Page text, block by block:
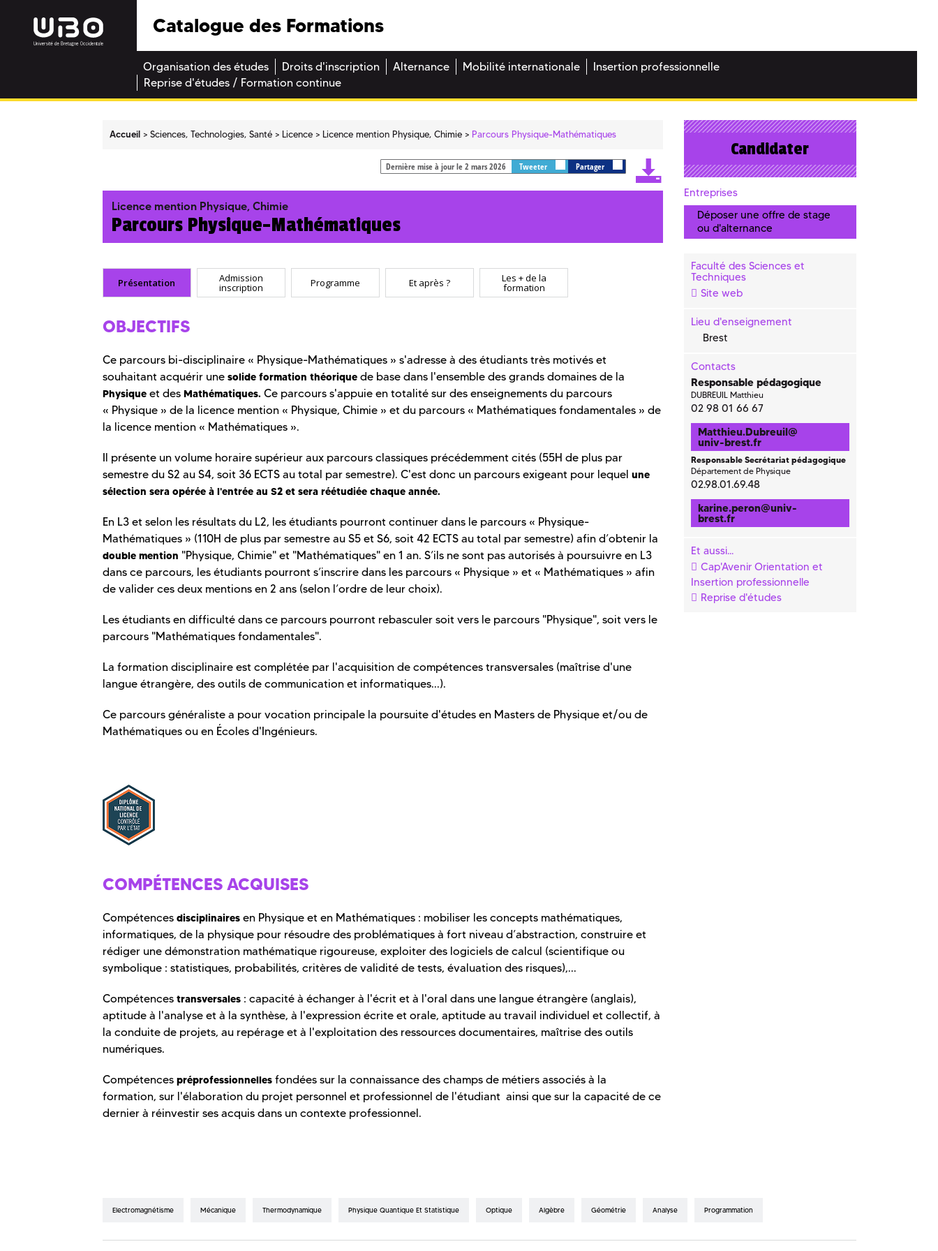
Catalogue des Formations
Organisation des études Droits d'inscription Alternance Mobilité internationale
Insertion professionnelle
Reprise d'études / Formation continue
Accueil Sciences, Technologies, Santé Licence Licence mention Physique, Chimie Parcours Physique-Mathématiques
Dernière mise à jour le 2 mars 2026 Tweeter Partager
Licence mention Physique, Chimie
Parcours Physique-Mathématiques
Présentation Admission
inscription Programme Et après ? Les + de la
formation
OBJECTIFS
Ce parcours bi-disciplinaire « Physique-Mathématiques » s'adresse à des étudiants très motivés et
souhaitant acquérir une solide formation théorique de base dans l'ensemble des grands domaines de la
Physique et des Mathématiques. Ce parcours s'appuie en totalité sur des enseignements du parcours
« Physique » de la licence mention « Physique, Chimie » et du parcours « Mathématiques fondamentales » de
la licence mention « Mathématiques ».
Il présente un volume horaire supérieur aux parcours classiques précédemment cités (55H de plus par
semestre du S2 au S4, soit 36 ECTS au total par semestre). C'est donc un parcours exigeant pour lequel une
sélection sera opérée à l'entrée au S2 et sera réétudiée chaque année.
En L3 et selon les résultats du L2, les étudiants pourront continuer dans le parcours « Physique-
Mathématiques » (110H de plus par semestre au S5 et S6, soit 42 ECTS au total par semestre) afin d’obtenir la
double mention "Physique, Chimie" et "Mathématiques" en 1 an. S’ils ne sont pas autorisés à poursuivre en L3
dans ce parcours, les étudiants pourront s’inscrire dans les parcours « Physique » et « Mathématiques » afin
de valider ces deux mentions en 2 ans (selon l’ordre de leur choix).
Les étudiants en difficulté dans ce parcours pourront rebasculer soit vers le parcours "Physique", soit vers le
parcours "Mathématiques fondamentales".
La formation disciplinaire est complétée par l'acquisition de compétences transversales (maîtrise d'une
langue étrangère, des outils de communication et informatiques...).
Ce parcours généraliste a pour vocation principale la poursuite d'études en Masters de Physique et/ou de
Mathématiques ou en Écoles d'Ingénieurs.
COMPÉTENCES ACQUISES
Compétences disciplinaires en Physique et en Mathématiques : mobiliser les concepts mathématiques,
informatiques, de la physique pour résoudre des problématiques à fort niveau d’abstraction, construire et
rédiger une démonstration mathématique rigoureuse, exploiter des logiciels de calcul (scientifique ou
symbolique : statistiques, probabilités, critères de validité de tests, évaluation des risques),...
Compétences transversales : capacité à échanger à l'écrit et à l'oral dans une langue étrangère (anglais),
aptitude à l'analyse et à la synthèse, à l'expression écrite et orale, aptitude au travail individuel et collectif, à
la conduite de projets, au repérage et à l'exploitation des ressources documentaires, maîtrise des outils
numériques.
Compétences préprofessionnelles fondées sur la connaissance des champs de métiers associés à la
formation, sur l'élaboration du projet personnel et professionnel de l'étudiant ainsi que sur la capacité de ce
dernier à réinvestir ses acquis dans un contexte professionnel.
Candidater
Entreprises
Déposer une offre de stage
ou d'alternance
Faculté des Sciences et
Techniques
Site web
Lieu d'enseignement
Brest
Contacts
Responsable pédagogique
DUBREUIL Matthieu
02 98 01 66 67
Matthieu.Dubreuil@
univ-brest.fr
Responsable Secrétariat pédagogique
Département de Physique
02.98.01.69.48
karine.peron@univ-
brest.fr
Et aussi...
Cap'Avenir Orientation et
Insertion professionnelle
Reprise d'études
Electromagnétisme Mécanique Thermodynamique Physique Quantique Et Statistique Optique Algèbre Géométrie Analyse Programmation